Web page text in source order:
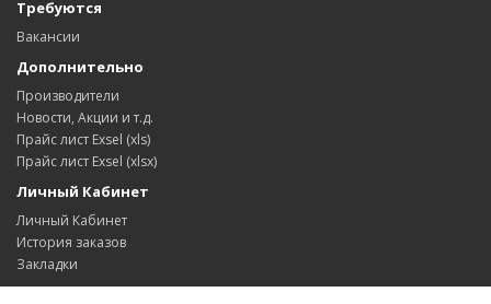
Требуются
Вакансии
Дополнительно
Производители
Новости, Акции и т.д.
Прайс лист Exsel (xls)
Прайс лист Exsel (xlsx)
Личный Кабинет
Личный Кабинет
История заказов
Закладки